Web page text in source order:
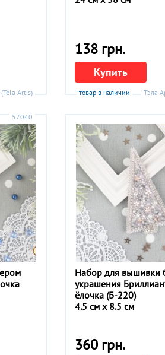
Artis)
138 грн.
Купить
товар в наличии Тэла
57040
Набор для вышивки
украшения
ёлочка (Б-220)
4.5 см x 8.5 см
360 грн.